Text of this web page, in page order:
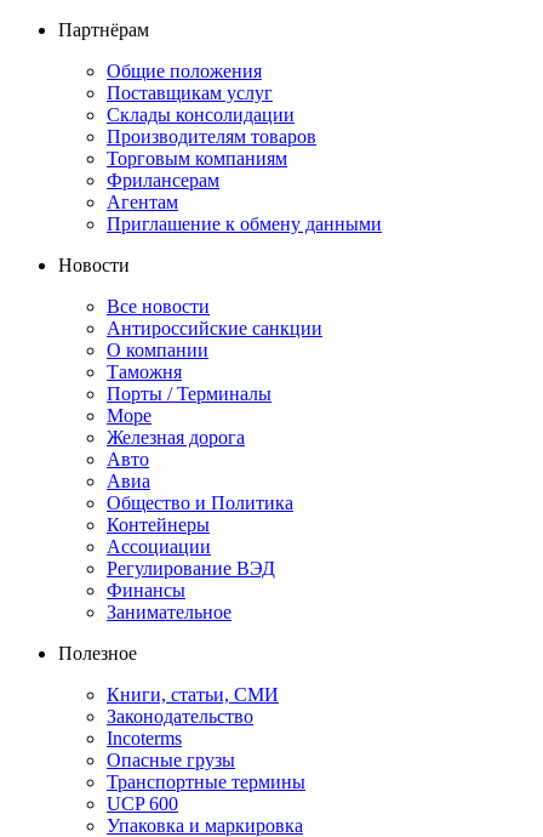
Партнёрам
Общие положения
Поставщикам услуг
Склады консолидации
Производителям товаров
Торговым компаниям
Фрилансерам
Агентам
Приглашение к обмену данными
Новости
Все новости
Антироссийские санкции
О компании
Таможня
Порты / Терминалы
Море
Железная дорога
Авто
Авиа
Общество и Политика
Контейнеры
Ассоциации
Регулирование ВЭД
Финансы
Занимательное
Полезное
Книги, статьи, СМИ
Законодательство
Incoterms
Опасные грузы
Транспортные термины
UCP 600
Упаковка и маркировка